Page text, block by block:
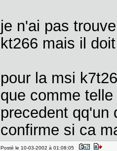
je n'ai pas
kt266 mais il
pour la msi
que comme
precedent qq'un
confirme si ca
Posté le 10-03-2002 à 01:08:05